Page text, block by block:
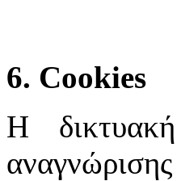
6. Cookies
Η